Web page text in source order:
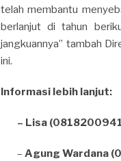
telah membantu
berlanjut di tahun
jangkuannya” tambah
ini.
Informasi lebih lanjut:
– Lisa
– Agung Wardana